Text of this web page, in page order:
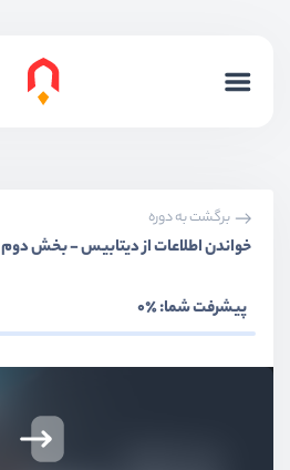
برگشت به دوره
خواندن اطلاعات از دیتابیس - بخش دوم
پیشرفت شما:٪0
بخش دوم ساختار فریمورک